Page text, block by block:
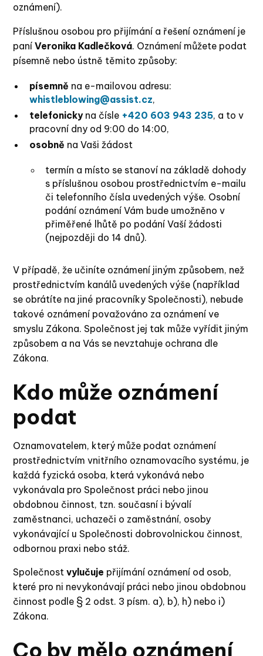
oznámení).
Příslušnou osobou pro přijímání a řešení oznámení je
paníVeronika Kadlečková. Oznámení můžete podat
písemně nebo ústně těmito způsoby:
písemně na e-mailovou adresu:
whistleblowing@assist.cz,
telefonickyna čísle +420 603 943 235, a to v
pracovní dny od 9:00 do 14:00,
osobně na Vaši žádost
termín a místo se stanoví na základě dohody
s příslušnou osobou prostřednictvím e-mailu
či telefonního čísla uvedených výše. Osobní
podání oznámení Vám bude umožněno v
přiměřené lhůtě po podání Vaší žádosti
(nejpozději do 14 dnů).
V případě, že učiníte oznámení jiným způsobem, než
prostřednictvím kanálů uvedených výše (například
se obrátíte na jiné pracovníky Společnosti), nebude
takové oznámení považováno za oznámení ve
smyslu Zákona. Společnost jej tak může vyřídit jiným
způsobem a na Vás se nevztahuje ochrana dle
Zákona.
Kdo může oznámení
podat
Oznamovatelem, který může podat oznámení
prostřednictvím vnitřního oznamovacího systému, je
každá fyzická osoba, která vykonává nebo
vykonávala pro Společnost práci nebo jinou
obdobnou činnost, tzn. současní i bývalí
zaměstnanci, uchazeči o zaměstnání, osoby
vykonávající u Společnosti dobrovolnickou činnost,
odbornou praxi nebo stáž.
Společnostvylučuje přijímání oznámení od osob,
které pro ni nevykonávají práci nebo jinou obdobnou
činnost podle § 2 odst. 3 písm. a), b), h) nebo i)
Zákona.
Co by mělo oznámení